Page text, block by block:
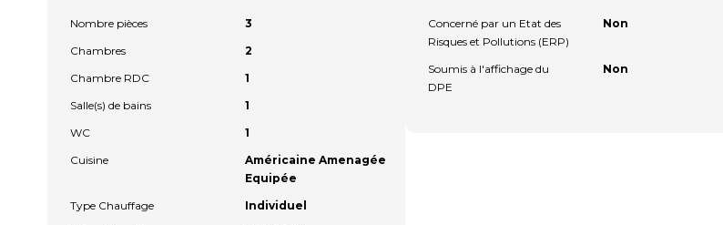
Nombre pièces
3
Chambres
2
Chambre RDC
1
Salle(s) de bains
1
WC
1
Cuisine
Américaine Amenagée
Equipée
Type Chauffage
Individuel
Concerné par un Etat des
Risques et Pollutions (ERP)
Non
Soumis à l'affichage du
DPE
Non